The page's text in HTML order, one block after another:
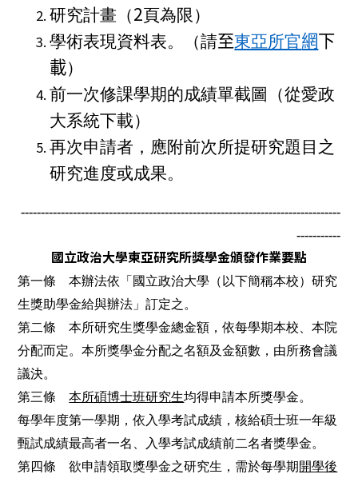
研究計畫（2頁為限）
學術表現資料表。（請至東亞所官網下
載）
前一次修課學期的成績單截圖（從愛政
大系統下載）
再次申請者，應附前次所提研究題目之
研究進度或成果。
--------------------------------------------------------------------------------
-----------
國立政治大學東亞研究所獎學金頒發作業要點
第一條 本辦法依「國立政治大學（以下簡稱本校）研究
生獎助學金給與辦法」訂定之。
第二條 本所研究生獎學金總金額，依每學期本校、本院
分配而定。本所獎學金分配之名額及金額數，由所務會議
議決。
第三條本所碩博士班研究生均得申請本所獎學金。
每學年度第一學期，依入學考試成績，核給碩士班一年級
甄試成績最高者一名、入學考試成績前二名者獎學金。
第四條 欲申請領取獎學金之研究生，需於每學期 開學後